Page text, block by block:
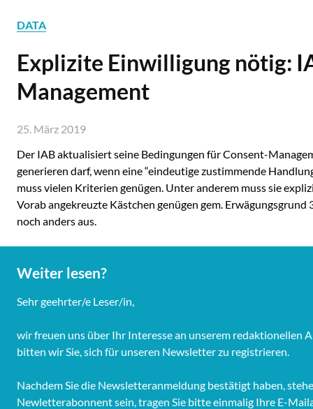
DATA
Explizite Einwilligung nötig:
Management
25. März 2019
Der IAB aktualisiert seine Bedingungen für Consent-
generieren darf, wenn eine “eindeutige zustimmende
muss vielen Kriterien genügen. Unter anderem muss sie
Vorab angekreuzte Kästchen genügen gem.
noch anders aus.
Weiter lesen?
Sehr geehrter/e Leser/in,
wir freuen uns über Ihr Interesse an unserem redaktionellen
bitten wir Sie, sich für unseren Newsletter zu registrieren.
Nachdem Sie die Newsletteranmeldung bestätigt haben,
Newletterabonnent sein, tragen Sie bitte einmalig Ihre E-